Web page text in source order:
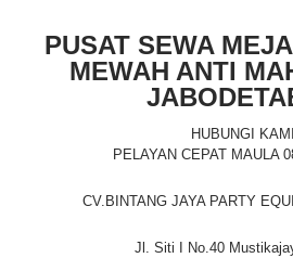
PUSAT SEWA
MEWAH ANTI
HUBUNGI KAMI
PELAYAN CEPAT MAULA
CV.BINTANG JAYA PARTY
Jl. Siti I No.40